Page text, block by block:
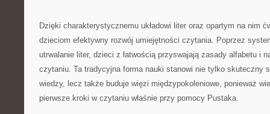
Dzięki charakterystycznemu układowi liter oraz opartym na nim
dzieciom efektywny rozwój umiejętności czytania. Poprzez
utrwalanie liter, ​dzieci z ⁢łatwością przyswajają zasady alfabetu⁢ i
czytaniu. Ta tradycyjna forma ⁣nauki stanowi nie tylko skuteczny
wiedzy, lecz także buduje więzi międzypokoleniowe, ponieważ
pierwsze kroki w czytaniu właśnie przy pomocy Pustaka.